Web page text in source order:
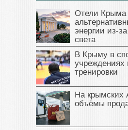
Отели Крыма
энергии из-
света
В Крыму в
учреждениях
тренировки
На крымских
объёмы